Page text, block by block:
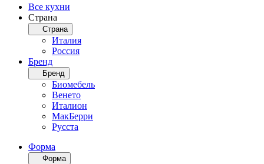
Все кухни
Страна
Страна
Италия
Россия
Бренд
Бренд
Биомебель
Венето
Италион
МакБерри
Русста
Форма
Форма